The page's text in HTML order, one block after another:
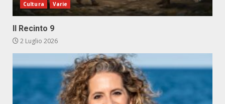
Cultura Varie
Il Recinto 9
2 Luglio 2026